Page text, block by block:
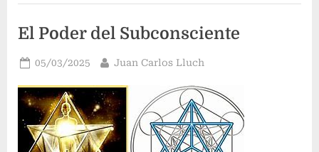
El Poder del Subconsciente
Publicado
05/03/2025 Por
Juan Carlos Lluch